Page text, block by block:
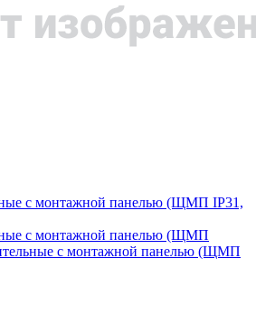
с монтажной панелью (ЩМП IP31,
с монтажной панелью (ЩМП
с монтажной панелью (ЩМП